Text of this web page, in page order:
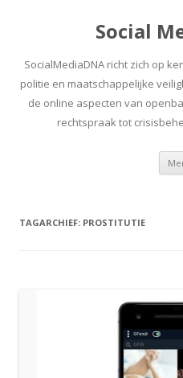
Social
SocialMediaDNA richt zich op
politie en maatschappelijke
de online aspecten van
rechtspraak tot
TAGARCHIEF: PROSTITUTIE